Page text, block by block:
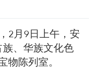
2月9日上午，安
、华族文化色
物陈列室。